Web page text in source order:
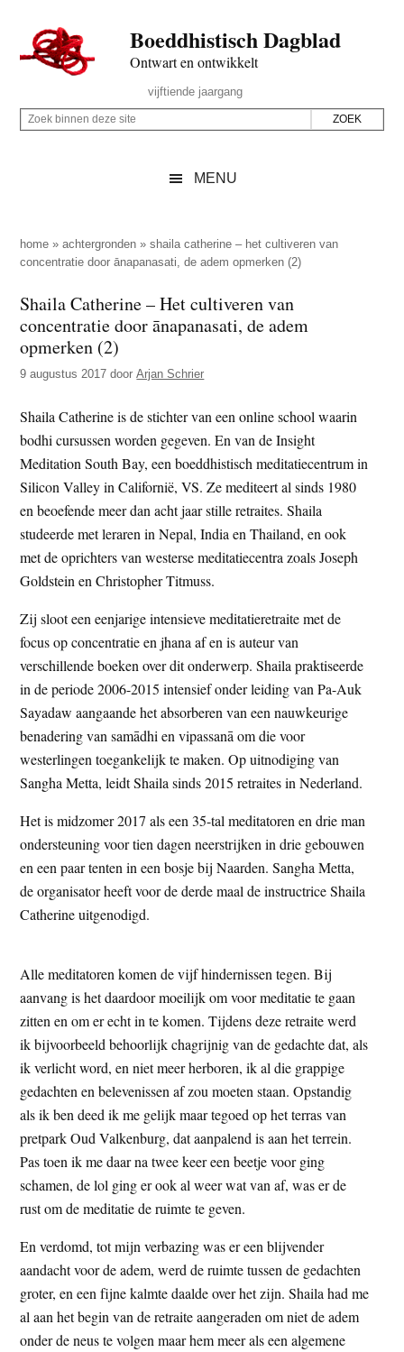
naar
de
inhoud
secondary
naar
de
sidebar
naar
de
Boeddhistisch Dagblad
Ontwart en ontwikkelt
Rechts
vijftiende jaargang
Z
p
d
e
z
e
s
t
e
Z
i
n
e
n
d
e
e
s
i
t
e
MENU
home »achtergronden »shaila catherine – het cultiveren van
concentratie door ānapanasati, de adem opmerken (2)
Shaila Catherine – Het cultiveren van
concentratie door ānapanasati, de adem
opmerken (2)
9 augustus 2017 doorArjan Schrier
Shaila Catherine is de stichter van een online school waarin
bodhi cursussen worden gegeven. En van de Insight
Meditation South Bay, een boeddhistisch meditatiecentrum in
Silicon Valley in Californië, VS. Ze mediteert al sinds 1980
en beoefende meer dan acht jaar stille retraites. Shaila
studeerde met leraren in Nepal, India en Thailand, en ook
met de oprichters van westerse meditatiecentra zoals Joseph
Goldstein en Christopher Titmuss.
Zij sloot een eenjarige intensieve meditatieretraite met de
focus op concentratie en jhana af en is auteur van
verschillende boeken over dit onderwerp. Shaila praktiseerde
in de periode 2006-2015 intensief onder leiding van Pa-Auk
Sayadaw aangaande het absorberen van een nauwkeurige
benadering van samādhi en vipassanā om die voor
westerlingen toegankelijk te maken. Op uitnodiging van
Sangha Metta, leidt Shaila sinds 2015 retraites in Nederland.
Het is midzomer 2017 als een 35-tal meditatoren en drie man
ondersteuning voor tien dagen neerstrijken in drie gebouwen
en een paar tenten in een bosje bij Naarden. Sangha Metta,
de organisator heeft voor de derde maal de instructrice Shaila
Catherine uitgenodigd.
Alle meditatoren komen de vijf hindernissen tegen. Bij
aanvang is het daardoor moeilijk om voor meditatie te gaan
zitten en om er echt in te komen. Tijdens deze retraite werd
ik bijvoorbeeld behoorlijk chagrijnig van de gedachte dat, als
ik verlicht word, en niet meer herboren, ik al die grappige
gedachten en belevenissen af zou moeten staan. Opstandig
als ik ben deed ik me gelijk maar tegoed op het terras van
pretpark Oud Valkenburg, dat aanpalend is aan het terrein.
Pas toen ik me daar na twee keer een beetje voor ging
schamen, de lol ging er ook al weer wat van af, was er de
rust om de meditatie de ruimte te geven.
En verdomd, tot mijn verbazing was er een blijvender
aandacht voor de adem, werd de ruimte tussen de gedachten
groter, en een fijne kalmte daalde over het zijn. Shaila had me
al aan het begin van de retraite aangeraden om niet de adem
onder de neus te volgen maar hem meer als een algemene